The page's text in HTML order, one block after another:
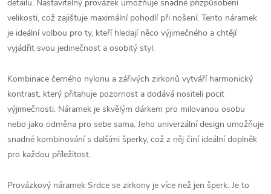
detailu. Nastavitelný provázek umožňuje snadné přizpůsobení
velikosti, což zajišťuje maximální pohodlí při nošení. Tento náramek
je ideální volbou pro ty, kteří hledají něco výjimečného a chtějí
vyjádřit svou jedinečnost a osobitý styl.
Kombinace černého nylonu a zářivých zirkonů vytváří harmonický
kontrast, který přitahuje pozornost a dodává nositeli pocit
výjimečnosti. Náramek je skvělým dárkem pro milovanou osobu
nebo jako odměna pro sebe sama. Jeho univerzální design umožňuje
snadné kombinování s dalšími šperky, což z něj činí ideální doplněk
pro každou příležitost.
Provázkový náramek Srdce se zirkony je více než jen šperk. Je to